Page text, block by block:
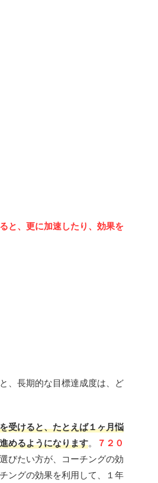
と、更に加速したり、効果を
、長期的な目標達成度は、ど
受けると、たとえば１ヶ月悩
めるようになります。
７２０
びたい方が、コーチングの効
ングの効果を利用して、１年